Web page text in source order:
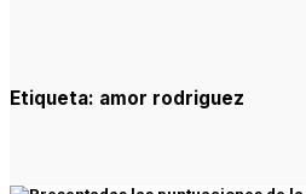
Etiqueta: amor rodriguez